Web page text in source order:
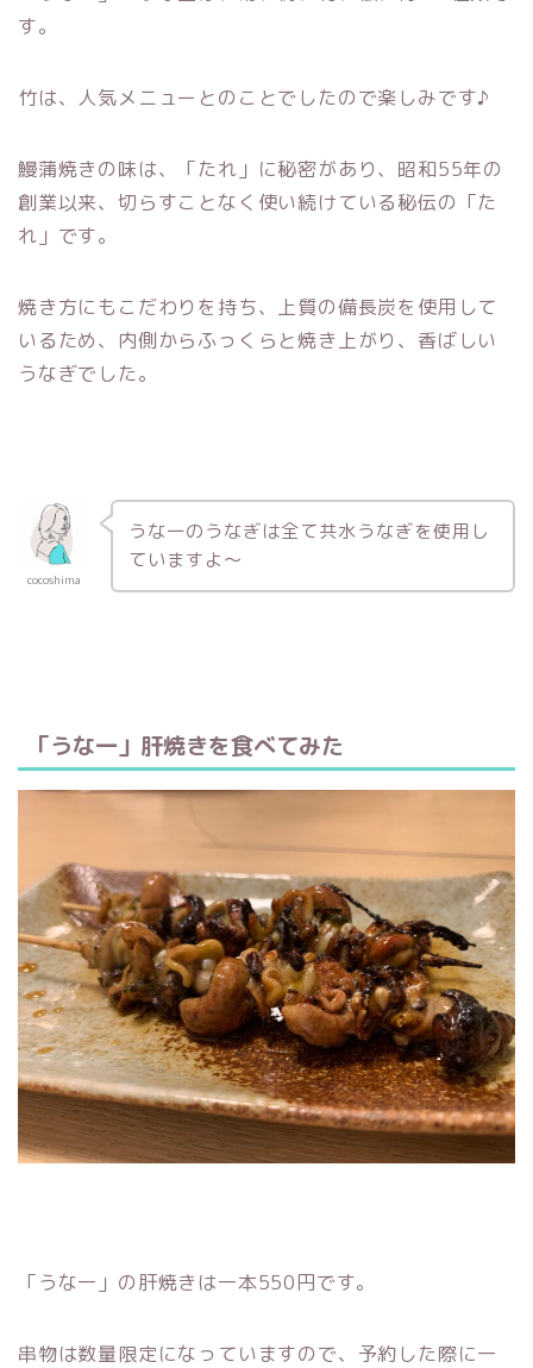
す。
竹は、人気メニューとのことでしたので楽しみです♪
鰻蒲焼きの味は、「たれ」に秘密があり、昭和55年の
創業以来、切らすことなく使い続けている秘伝の「た
れ」です。
焼き方にもこだわりを持ち、上質の備長炭を使用して
いるため、内側からふっくらと焼き上がり、香ばしい
うなぎでした。
cocoshima
うな一のうなぎは全て共水うなぎを使用し
ていますよ～
「うな一」肝焼きを食べてみた
「うな一」の肝焼きは一本550円です。
串物は数量限定になっていますので、予約した際に一